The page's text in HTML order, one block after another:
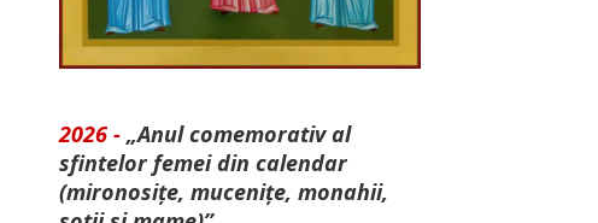
2026 - „Anul comemorativ al
sfintelor femei din calendar
(mironosițe, mu­cenițe, monahii,